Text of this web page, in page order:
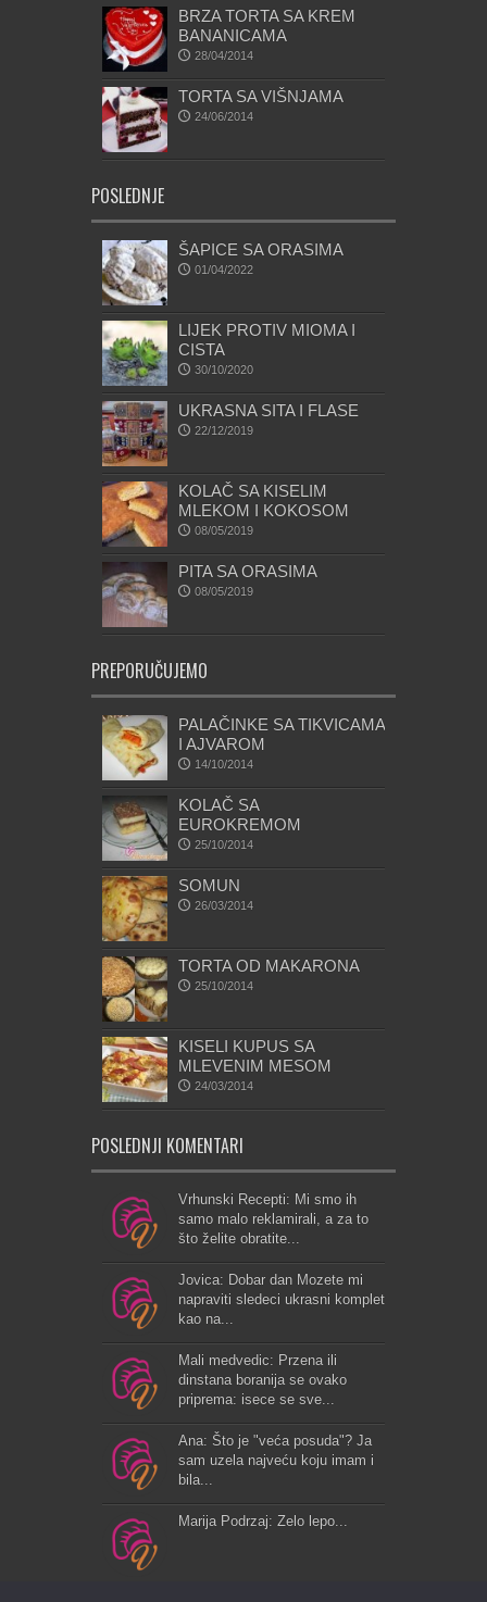
BRZA TORTA SA KREM
BANANICAMA
28/04/2014
TORTA SA VIŠNJAMA
24/06/2014
POSLEDNJE
ŠAPICE SA ORASIMA
01/04/2022
LIJEK PROTIV MIOMA I
CISTA
30/10/2020
UKRASNA SITA I FLASE
22/12/2019
KOLAČ SA KISELIM
MLEKOM I KOKOSOM
08/05/2019
PITA SA ORASIMA
08/05/2019
PREPORUČUJEMO
PALAČINKE SA TIKVICAMA
I AJVAROM
14/10/2014
KOLAČ SA
EUROKREMOM
25/10/2014
SOMUN
26/03/2014
TORTA OD MAKARONA
25/10/2014
KISELI KUPUS SA
MLEVENIM MESOM
24/03/2014
POSLEDNJI KOMENTARI
Vrhunski Recepti: Mi smo ih
samo malo reklamirali, a za to
što želite obratite...
Jovica: Dobar dan Mozete mi
napraviti sledeci ukrasni komplet
kao na...
Mali medvedic: Przena ili
dinstana boranija se ovako
priprema: isece se sve...
Ana: Što je "veća posuda"? Ja
sam uzela najveću koju imam i
bila...
Marija Podrzaj: Zelo lepo...